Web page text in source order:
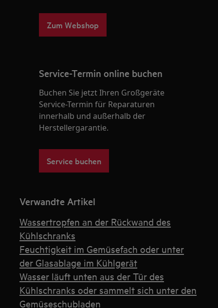
Zum Webshop
Service-Termin online buchen
Buchen Sie jetzt Ihren Großgeräte
Service-Termin für Reparaturen
innerhalb und außerhalb der
Herstellergarantie.
Service buchen
Verwandte Artikel
Wassertropfen an der Rückwand des
Kühlschranks
Feuchtigkeit im Gemüsefach oder unter
der Glasablage im Kühlgerät
Wasser läuft unten aus der Tür des
Kühlschranks oder sammelt sich unter den
Gemüseschubladen